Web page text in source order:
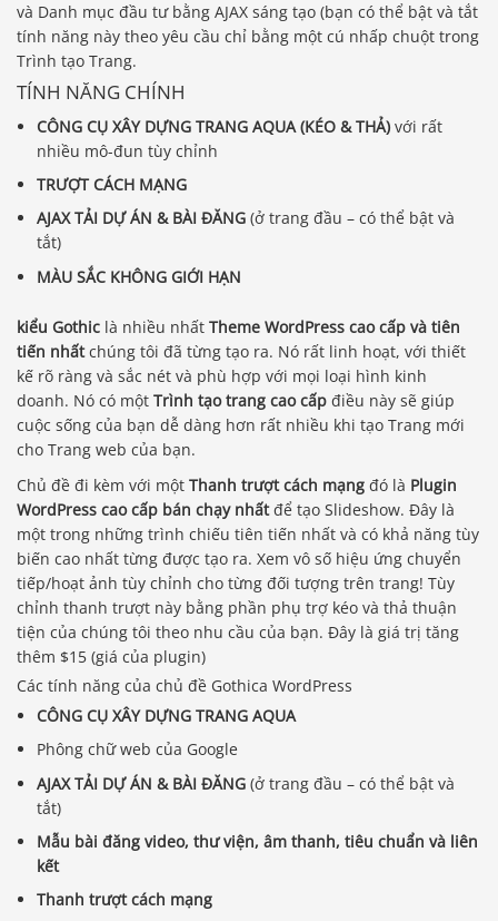
và Danh mục đầu tư bằng AJAX sáng tạo (bạn có thể bật và tắt
tính năng này theo yêu cầu chỉ bằng một cú nhấp chuột trong
Trình tạo Trang.
TÍNH NĂNG CHÍNH
CÔNG CỤ XÂY DỰNG TRANG AQUA (KÉO & THẢ) với rất
nhiều mô-đun tùy chỉnh
TRƯỢT CÁCH MẠNG
AJAX TẢI DỰ ÁN & BÀI ĐĂNG (ở trang đầu – có thể bật và
tắt)
MÀU SẮC KHÔNG GIỚI HẠN
kiểu Gothic là nhiều nhất Theme WordPress cao cấp và tiên
tiến nhấtchúng tôi đã từng tạo ra. Nó rất linh hoạt, với thiết
kế rõ ràng và sắc nét và phù hợp với mọi loại hình kinh
doanh. Nó có một Trình tạo trang cao cấp điều này sẽ giúp
cuộc sống của bạn dễ dàng hơn rất nhiều khi tạo Trang mới
cho Trang web của bạn.
Chủ đề đi kèm với một Thanh trượt cách mạng đó là Plugin
WordPress cao cấp bán chạy nhấtđể tạo Slideshow. Đây là
một trong những trình chiếu tiên tiến nhất và có khả năng tùy
biến cao nhất từng được tạo ra. Xem vô số hiệu ứng chuyển
tiếp/hoạt ảnh tùy chỉnh cho từng đối tượng trên trang! Tùy
chỉnh thanh trượt này bằng phần phụ trợ kéo và thả thuận
tiện của chúng tôi theo nhu cầu của bạn. Đây là giá trị tăng
thêm $15 (giá của plugin)
Các tính năng của chủ đề Gothica WordPress
CÔNG CỤ XÂY DỰNG TRANG AQUA
Phông chữ web của Google
AJAX TẢI DỰ ÁN & BÀI ĐĂNG (ở trang đầu – có thể bật và
tắt)
Mẫu bài đăng video, thư viện, âm thanh, tiêu chuẩn và liên
kết
Thanh trượt cách mạng